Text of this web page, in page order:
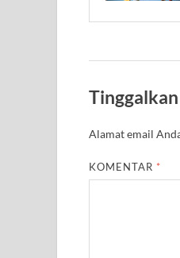
Alamat email
KOMENTAR *